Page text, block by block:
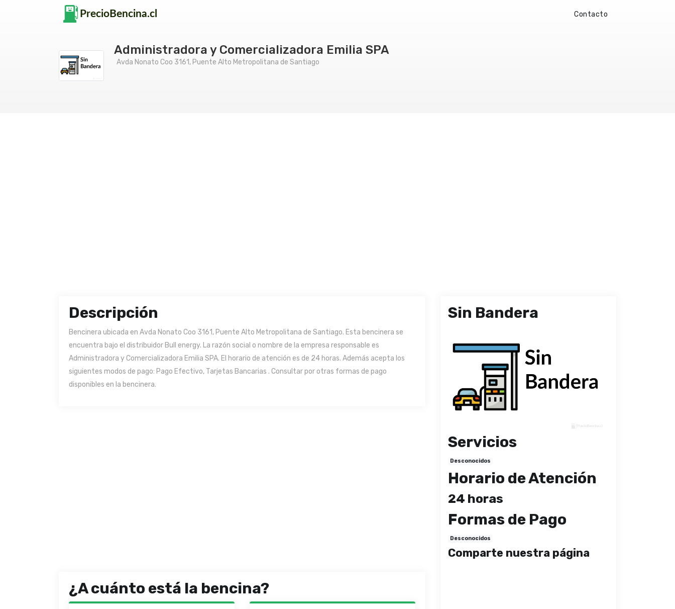
Contacto
Administradora y Comercializadora Emilia SPA
Avda Nonato Coo 3161, Puente Alto Metropolitana de Santiago
Descripción
Bencinera ubicada en Avda Nonato Coo 3161, Puente Alto Metropolitana de Santiago. Esta bencinera se
encuentra bajo el distribuidor Bull energy. La razón social o nombre de la empresa responsable es
Administradora y Comercializadora Emilia SPA. El horario de atención es de 24 horas. Además acepta los
siguientes modos de pago: Pago Efectivo, Tarjetas Bancarias . Consultar por otras formas de pago
disponibles en la bencinera.
¿A cuánto está la bencina?
Sin Bandera
Servicios
Desconocidos
Horario de Atención
24 horas
Formas de Pago
Desconocidos
Comparte nuestra página